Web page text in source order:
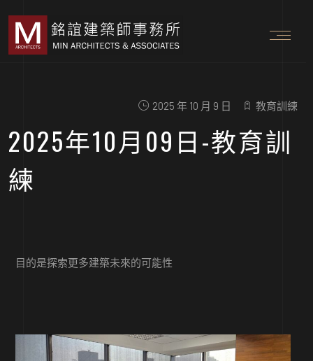
2025 年 10 月 9 日 教育訓練
2025年10月09日-教育訓
練
目的是探索更多建築未來的可能性